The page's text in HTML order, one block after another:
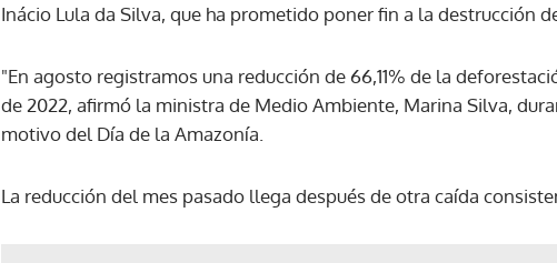
Inácio Lula da Silva, que ha prometido poner fin a la destrucción
"En agosto registramos una reducción de 66,11% de la
de 2022, afirmó la ministra de Medio Ambiente, Marina Silva,
motivo del Día de la Amazonía.
La reducción del mes pasado llega después de otra caída